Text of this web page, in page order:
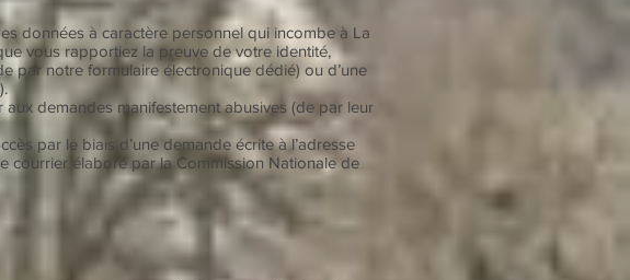
données à caractère personnel qui incombe à La
vous rapportiez la preuve de votre identité,
par notre formulaire électronique dédié) ou d’une
demandes manifestement abusives (de par leur
par le biais d’une demande écrite à l’adresse
courrier élaboré par la Commission Nationale de